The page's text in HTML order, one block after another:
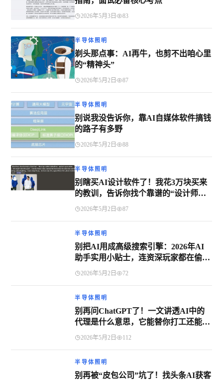
2026年5月3日 83
半导体照明
剃头那点事：AI再牛，也剪不出咱心里
的“精神头”
2026年5月2日 87
半导体照明
别说我没告诉你，靠AI自媒体软件搞钱
的路子有多野
2026年5月2日 88
半导体照明
别瞎买AI设计软件了！我花3万块买来
的教训，告诉你找个靠谱的“设计师AI
软件代理公司”有多重要
2026年5月2日 87
半导体照明
别把AI用成高级搜索引擎：2026年AI
助手实用小贴士，连资深玩家都在偷学
的进阶技巧
2026年5月2日 72
半导体照明
别再问ChatGPT了！一文讲透AI中的
代理是什么意思，它能替你打工还能替
你背锅？
2026年5月2日 112
半导体照明
别再被“皮包公司”坑了！找头条AI获客